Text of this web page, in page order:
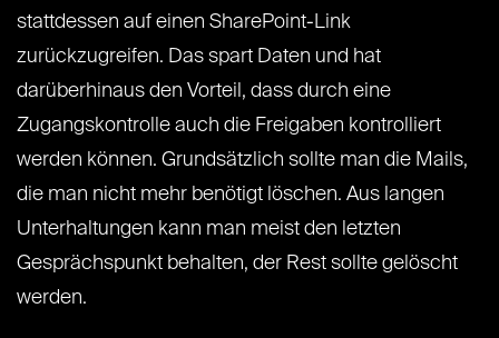
stattdessen auf einen SharePoint-Link
zurückzugreifen. Das spart Daten und hat
darüberhinaus den Vorteil, dass durch eine
Zugangskontrolle auch die Freigaben kontrolliert
werden können. Grundsätzlich sollte man die Mails,
die man nicht mehr benötigt löschen. Aus langen
Unterhaltungen kann man meist den letzten
Gesprächspunkt behalten, der Rest sollte gelöscht
werden.